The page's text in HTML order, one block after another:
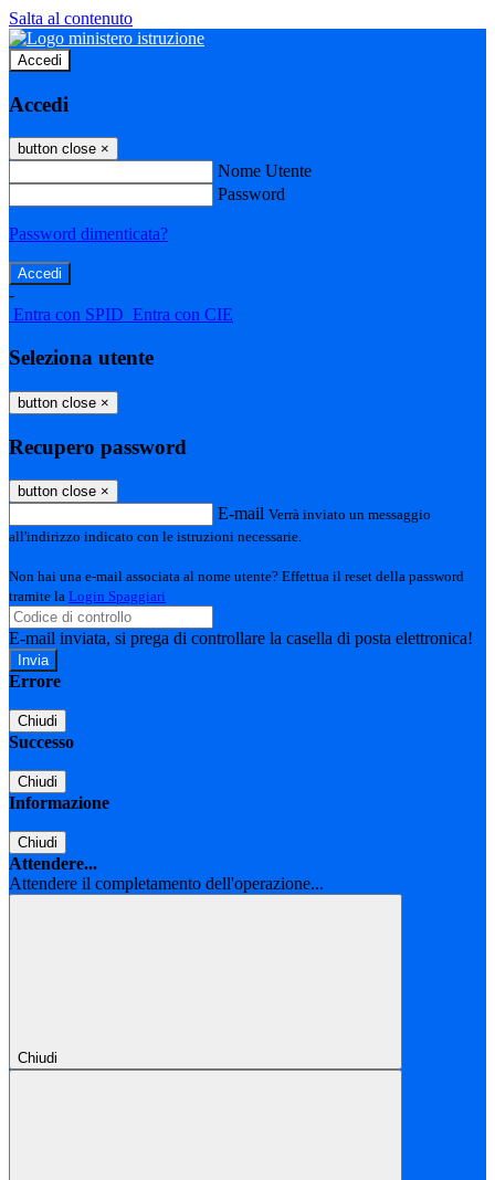
Salta al contenuto
Accedi
Accedi
button close ×
Nome Utente
Password
Password dimenticata?
-
Entra con SPID Entra con CIE
Seleziona utente
button close ×
Recupero password
button close ×
E-mail Verrà inviato un messaggio
all'indirizzo indicato con le istruzioni necessarie.
Non hai una e-mail associata al nome utente? Effettua il reset della password
tramite la Login Spaggiari
E-mail inviata, si prega di controllare la casella di posta elettronica!
Errore
Chiudi
Successo
Chiudi
Informazione
Chiudi
Attendere...
Attendere il completamento dell'operazione...
Chiudi